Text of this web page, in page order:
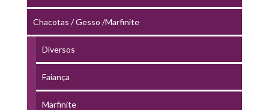
Chacotas / Gesso /Marfinite
Diversos
Faiança
Marfinite